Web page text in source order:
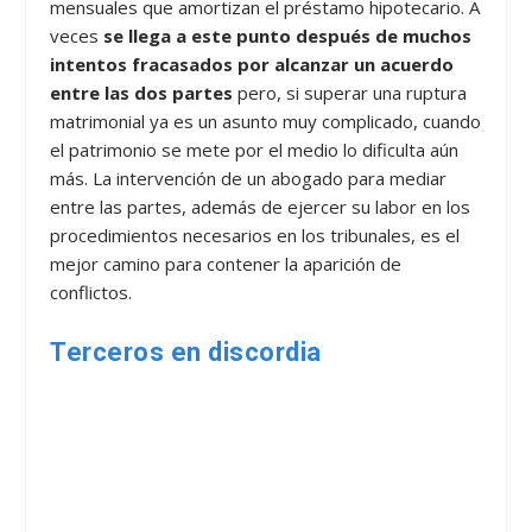
mensuales que amortizan el préstamo hipotecario. A
veces se llega a este punto después de muchos
intentos fracasados por alcanzar un acuerdo
entre las dos partes pero, si superar una ruptura
matrimonial ya es un asunto muy complicado, cuando
el patrimonio se mete por el medio lo dificulta aún
más. La intervención de un abogado para mediar
entre las partes, además de ejercer su labor en los
procedimientos necesarios en los tribunales, es el
mejor camino para contener la aparición de
conflictos.
Terceros en discordia